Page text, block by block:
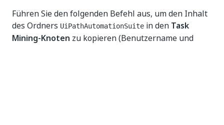
Führen Sie den folgenden Befehl aus, um den Inhalt
des Ordners UiPathAutomationSuite in den Task
Mining-Knoten zu kopieren (Benutzername und